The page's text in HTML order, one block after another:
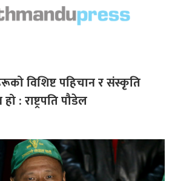
विशिष्ट पहिचान र संस्कृति
: राष्ट्रपति पौडेल